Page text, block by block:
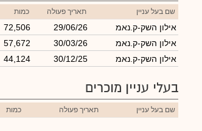
שם בעל עניין תאריך פעולה כמות
אילון השק-ק.נאמ 29/06/26
72,506
אילון השק-ק.נאמ
30/03/26
57,672
אילון השק-ק.נאמ
30/12/25
44,124
בעלי עניין מוכרים
שם בעל עניין תאריך פעולה כמות